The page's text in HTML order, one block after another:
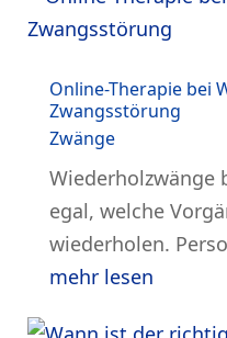
Online-Therapie bei
Zwangsstörung
Zwänge
Wiederholzwänge
egal, welche
wiederholen.
mehr lesen